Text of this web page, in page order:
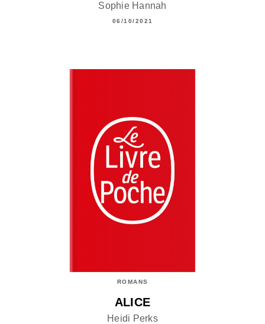
Sophie Hannah
06/10/2021
ROMANS
ALICE
Heidi Perks